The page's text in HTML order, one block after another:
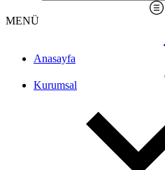
MENÜ
Anasayfa
Kurumsal